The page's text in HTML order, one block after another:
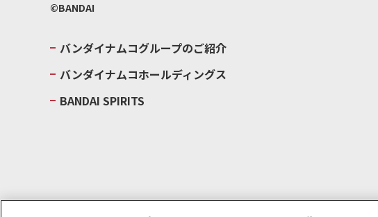
©BANDAI
バンダイナムコグループのご紹介
バンダイナムコホールディングス
BANDAI SPIRITS